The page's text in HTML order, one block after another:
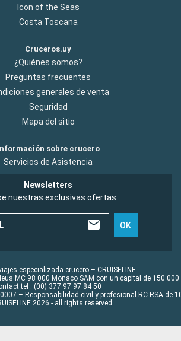
Icon of the Seas
Costa Toscana
Cruceros.uy
¿Quiénes somos?
Preguntas frecuentes
generales de venta
Seguridad
Mapa del sitio
sobre crucero
Servicios de Asistencia
Newsletters
nuestras exclusivas ofertas
OK
especializada crucero – CRUISELINE
MC 98 000 Monaco SAM con un capital de 150 000
tel : (00) 377 97 97 84 50
– Responsabilidad civil y profesional RC RSA de
2026 - all rights reserved